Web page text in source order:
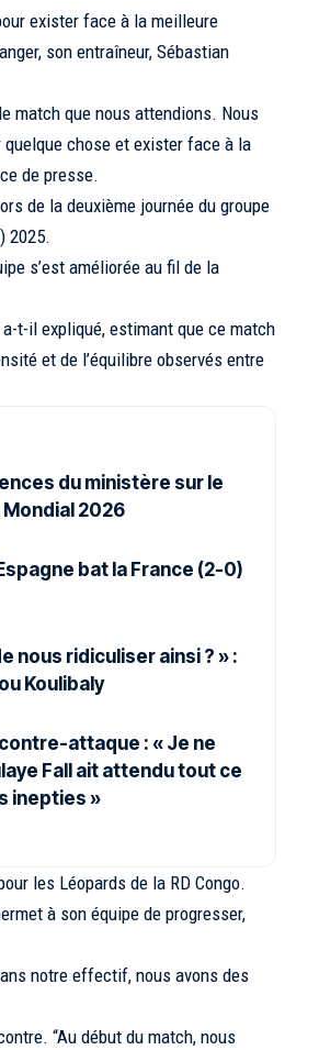
exister face à la meilleure
son entraîneur, Sébastian
match que nous attendions. Nous
chose et exister face à la
de presse.
de la deuxième journée du groupe
2025.
s’est améliorée au fil de la
t-il expliqué, estimant que ce match
et de l’équilibre observés entre
du ministère sur le
2026
bat la France (2-0)
nous ridiculiser ainsi ? » :
Koulibaly
attaque : « Je ne
Fall ait attendu tout ce
inepties »
les Léopards de la RD Congo.
à son équipe de progresser,
notre effectif, nous avons des
“Au début du match, nous